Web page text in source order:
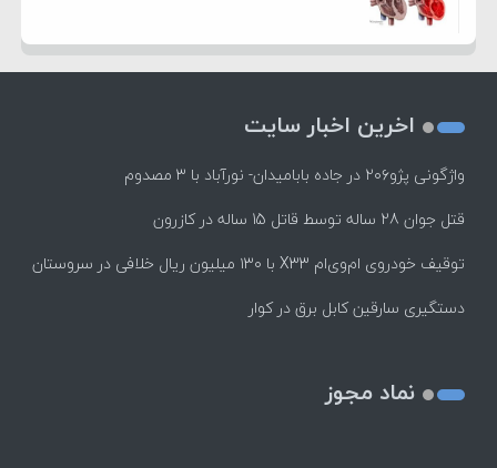
اخرین اخبار سایت
واژگونی پژو۲۰۶ در جاده بابامیدان- نورآباد با ۳ مصدوم
قتل جوان 28 ساله توسط قاتل 15 ساله در کازرون
توقیف خودروی ام‌وی‌ام X33 با ۱۳۰ میلیون ریال خلافی در سروستان
دستگیری سارقین کابل برق در کوار
نماد مجوز